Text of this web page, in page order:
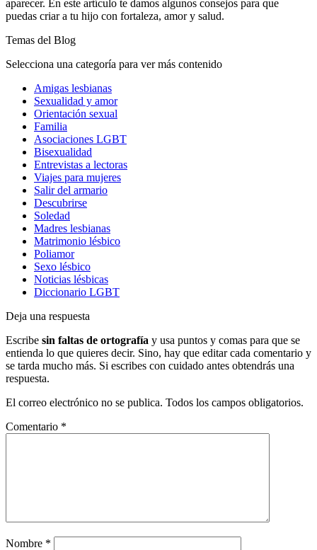
aparecer. En este artículo te damos algunos consejos para que
puedas criar a tu hijo con fortaleza, amor y salud.
Temas del Blog
Selecciona una categoría para ver más contenido
Amigas lesbianas
Sexualidad y amor
Orientación sexual
Familia
Asociaciones LGBT
Bisexualidad
Entrevistas a lectoras
Viajes para mujeres
Salir del armario
Descubrirse
Soledad
Madres lesbianas
Matrimonio lésbico
Poliamor
Sexo lésbico
Noticias lésbicas
Diccionario LGBT
Deja una respuesta
Escribe sin faltas de ortografía y usa puntos y comas para que se
entienda lo que quieres decir. Sino, hay que editar cada comentario y
se tarda mucho más. Si escribes con cuidado antes obtendrás una
respuesta.
El correo electrónico no se publica. Todos los campos obligatorios.
Comentario *
Nombre *